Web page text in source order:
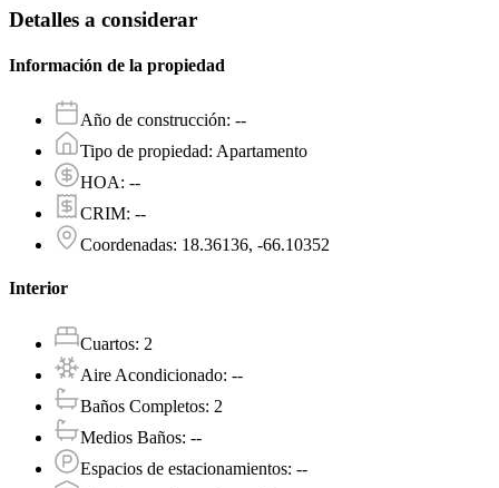
Detalles a considerar
Información de la propiedad
Año de construcción: --
Tipo de propiedad: Apartamento
HOA: --
CRIM: --
Coordenadas: 18.36136, -66.10352
Interior
Cuartos: 2
Aire Acondicionado: --
Baños Completos: 2
Medios Baños: --
Espacios de estacionamientos: --